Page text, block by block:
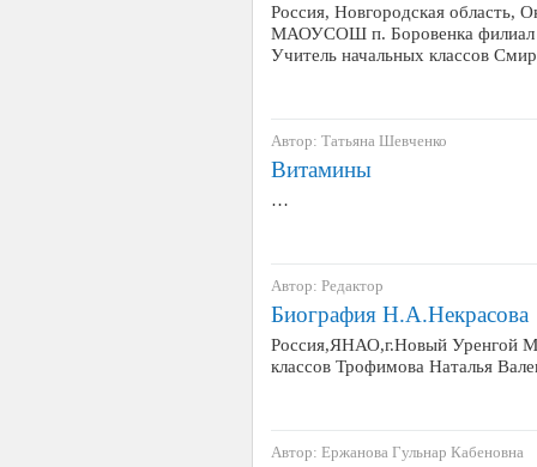
Россия, Новгородская область,
МАОУСОШ п. Боровенка филиал
Учитель начальных классов
Автор: Татьяна Шевченко
Витамины
…
Автор: Редактор
Биография Н.А.Некрасова
Россия,ЯНАО,г.Новый
классов Трофимова Наталья
Автор: Ержанова Гульнар Кабеновна